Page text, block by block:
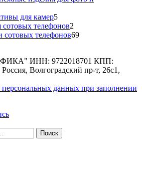
для камер55
товаров
телефонов2
товара
телефонов6969
ИНН: 9722018701 КПП:
Волгоградский пр-т, 26с1,
персональных данных при заполнении
Поиск